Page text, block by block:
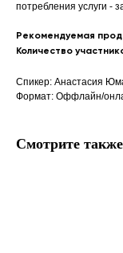
потребления услуги -
Рекомендуемая
Количество
Спикер: Анастасия
Формат: Оффлайн/
Смотрите также